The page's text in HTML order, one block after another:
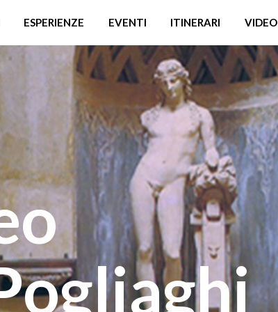
ESPERIENZE EVENTI ITINERARI VIDEO